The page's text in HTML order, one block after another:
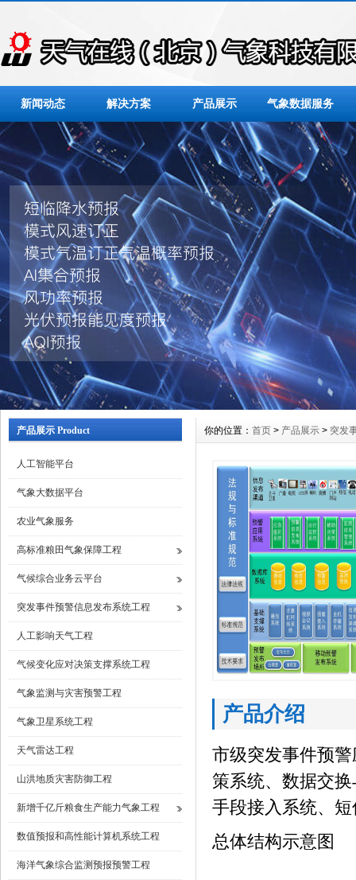
新闻动态 解决方案 产品展示 气象数据服务
产品展示 Product
人工智能平台
气象大数据平台
农业气象服务
高标准粮田气象保障工程
气候综合业务云平台
突发事件预警信息发布系统工程
人工影响天气工程
气候变化应对决策支撑系统工程
气象监测与灾害预警工程
气象卫星系统工程
天气雷达工程
山洪地质灾害防御工程
新增千亿斤粮食生产能力气象工程
数值预报和高性能计算机系统工程
海洋气象综合监测预报预警工程
你的位置： 首页 > 产品展示 > 突发
产品介绍
市级突发事件预
策系统、数据交
手段接入系统、
总体结构示意图